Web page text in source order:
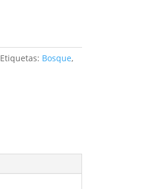
Etiquetas: Bosque,